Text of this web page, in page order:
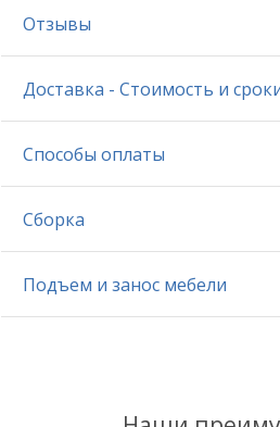
Отзывы
Доставка - Стоимость и
Способы оплаты
Сборка
Подъем и занос мебели